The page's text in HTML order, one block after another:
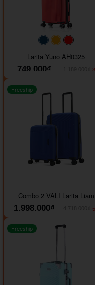
#093f69#ffa500
Larita Yuno AH0325
749.000₫
-
Freeship
Combo 2 VALI Larita Liam
1.998.000₫
-
Freeship